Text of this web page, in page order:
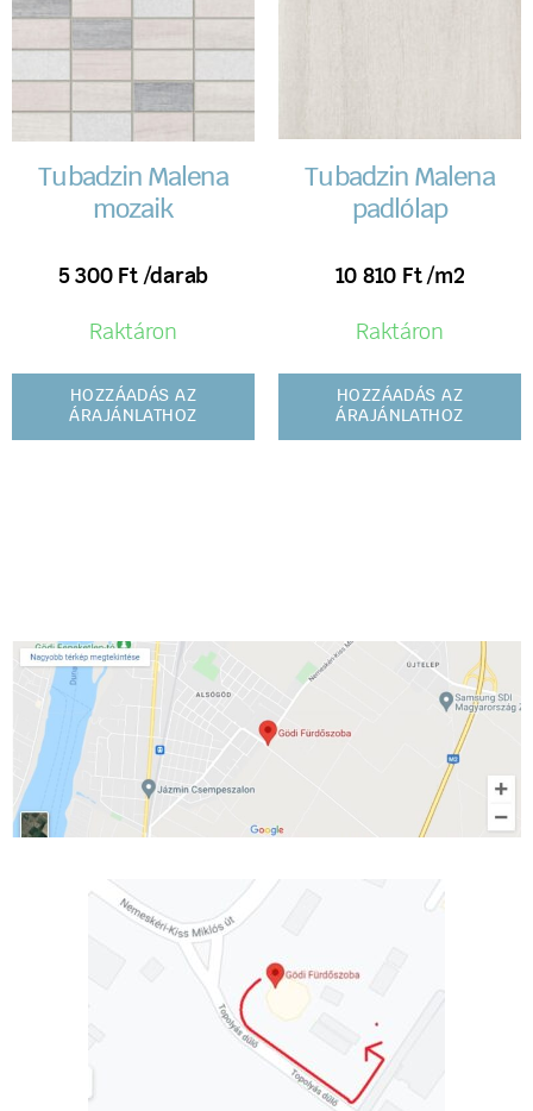
Tubadzin Malena
mozaik
5 300 Ft /darab
Raktáron
HOZZÁADÁS AZ
ÁRAJÁNLATHOZ
Tubadzin Malena
padlólap
10 810 Ft /m2
Raktáron
HOZZÁADÁS AZ
ÁRAJÁNLATHOZ